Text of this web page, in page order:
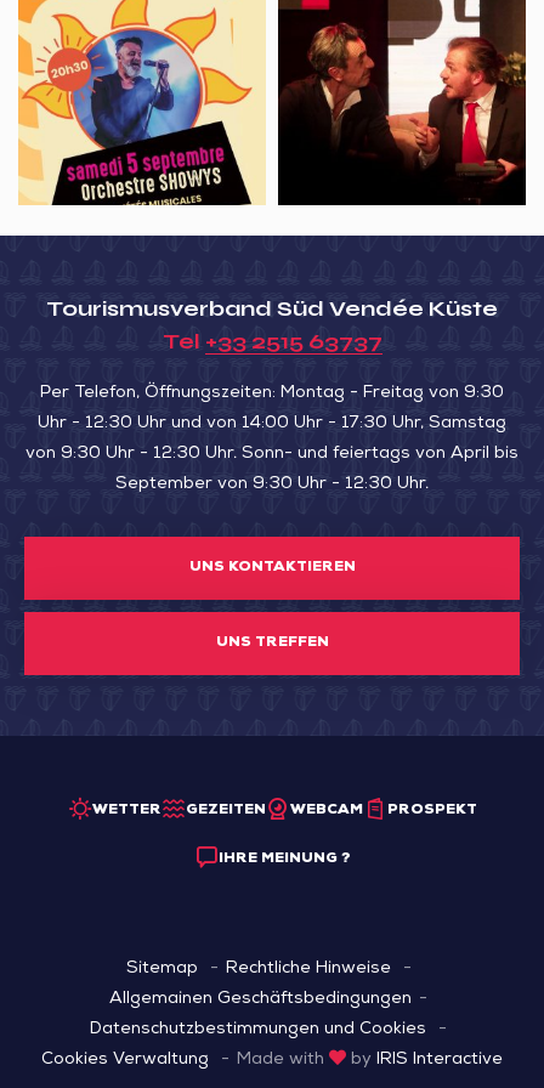
l’Aiguillon
Concert
Showys
Théâtre,
dîner
Tourismusverband Süd Vendée Küste
Tel +33 2515 63737
Per Telefon, Öffnungszeiten: Montag - Freitag von 9:30
Uhr - 12:30 Uhr und von 14:00 Uhr - 17:30 Uhr, Samstag
von 9:30 Uhr - 12:30 Uhr. Sonn- und feiertags von April bis
September von 9:30 Uhr - 12:30 Uhr.
UNS KONTAKTIEREN
UNS TREFFEN
WETTER GEZEITEN WEBCAM PROSPEKT
IHRE MEINUNG ?
Sitemap
Rechtliche Hinweise
Allgemainen Geschäftsbedingungen
Datenschutzbestimmungen und Cookies
Cookies Verwaltung
Made with by IRIS Interactive